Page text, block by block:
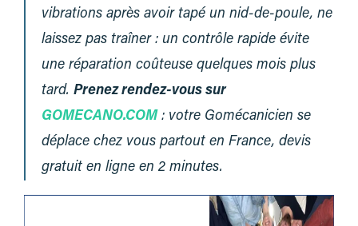
vibrations après avoir tapé un nid-de-poule, ne
laissez pas traîner : un contrôle rapide évite
une réparation coûteuse quelques mois plus
tard. Prenez rendez-vous sur
GOMECANO.COM : votre Gomécanicien se
déplace chez vous partout en France, devis
gratuit en ligne en 2 minutes.